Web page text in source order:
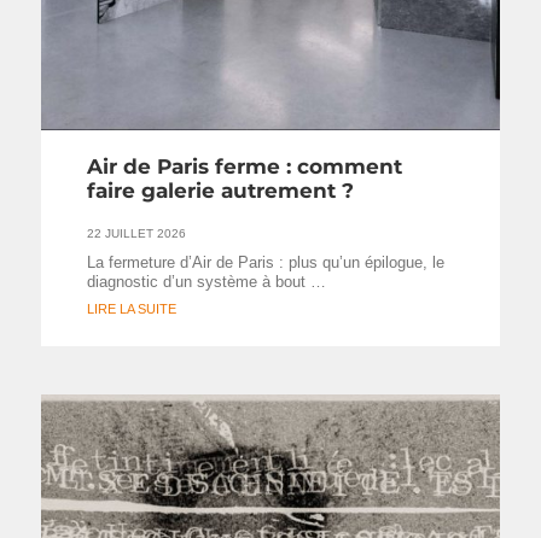
Air de Paris ferme : comment
faire galerie autrement ?
22 JUILLET 2026
La fermeture d’Air de Paris : plus qu’un épilogue, le
diagnostic d’un système à bout …
LIRE LA SUITE